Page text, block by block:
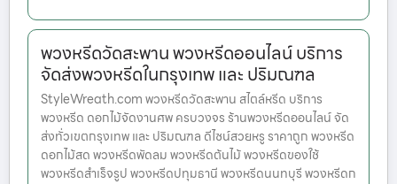
พวงหรีดวัดสะพาน พวงหรีดออนไลน์ บริการ
จัดส่งพวงหรีดในกรุงเทพ และ ปริมณฑล
StyleWreath.com พวงหรีดวัดสะพาน สไตล์หรีด บริการ
พวงหรีด ดอกไม้จัดงานศพ ครบวงจร ร้านพวงหรีดออนไลน์ จัด
ส่งทั่วเขตกรุงเทพ และ ปริมณฑล ดีไซน์สวยหรู ราคาถูก พวงหรีด
ดอกไม้สด พวงหรีดพัดลม พวงหรีดต้นไม้ พวงหรีดของใช้
พวงหรีดสำเร็จรูป พวงหรีดปทุมธานี พวงหรีดนนทบุรี พวงหรีดก